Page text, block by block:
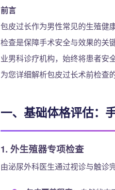
前言
包皮过长作为男性常见的生殖健
检查是保障手术安全与效果的关
业男科诊疗机构，始终将患者安
为您详细解析包皮过长术前检查
一、基础体格评估：
1. 外生殖器专项检查
由泌尿外科医生通过视诊与触诊